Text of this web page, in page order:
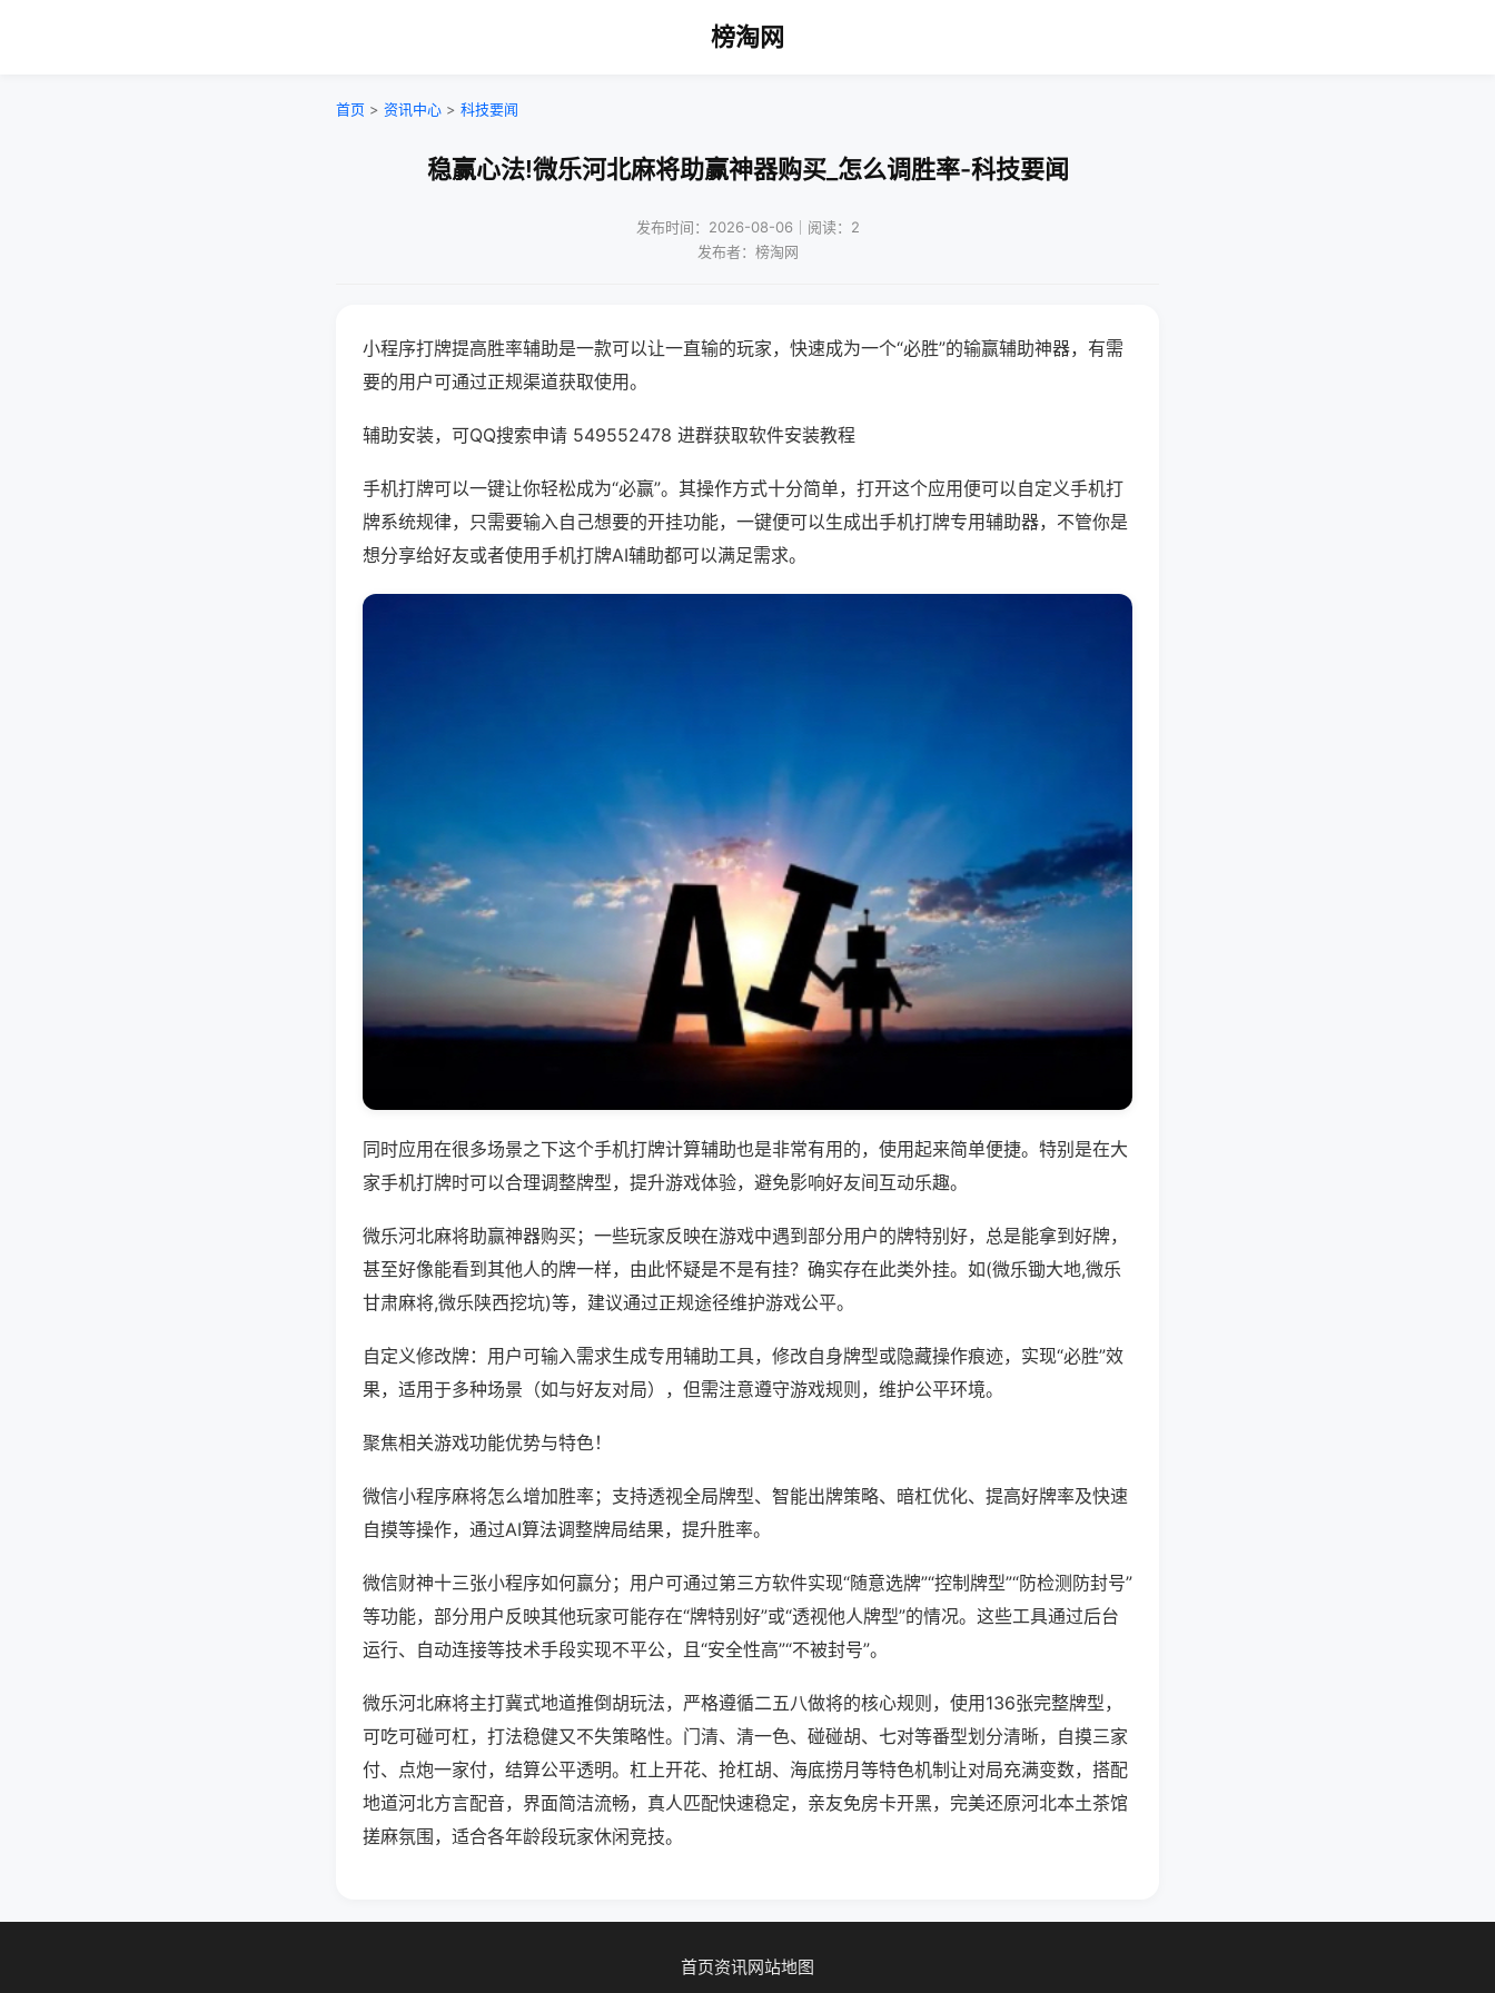
榜淘网
首页 > 资讯中心 > 科技要闻
稳赢心法!微乐河北麻将助赢神器购买_怎么调胜率-科技要闻
发布时间：2026-08-06｜阅读：2
发布者：榜淘网
小程序打牌提高胜率辅助是一款可以让一直输的玩家，快速成为一个“必胜”的输赢辅助神器，有需
要的用户可通过正规渠道获取使用。
辅助安装，可QQ搜索申请 549552478 进群获取软件安装教程
手机打牌可以一键让你轻松成为“必赢”。其操作方式十分简单，打开这个应用便可以自定义手机打
牌系统规律，只需要输入自己想要的开挂功能，一键便可以生成出手机打牌专用辅助器，不管你是
想分享给好友或者使用手机打牌AI辅助都可以满足需求。
同时应用在很多场景之下这个手机打牌计算辅助也是非常有用的，使用起来简单便捷。特别是在大
家手机打牌时可以合理调整牌型，提升游戏体验，避免影响好友间互动乐趣。
微乐河北麻将助赢神器购买；一些玩家反映在游戏中遇到部分用户的牌特别好，总是能拿到好牌，
甚至好像能看到其他人的牌一样，由此怀疑是不是有挂？确实存在此类外挂。如(微乐锄大地,微乐
甘肃麻将,微乐陕西挖坑)等，建议通过正规途径维护游戏公平。
自定义修改牌：用户可输入需求生成专用辅助工具，修改自身牌型或隐藏操作痕迹，实现“必胜”效
果，适用于多种场景（如与好友对局），但需注意遵守游戏规则，维护公平环境。
聚焦相关游戏功能优势与特色！
微信小程序麻将怎么增加胜率；支持透视全局牌型、智能出牌策略、暗杠优化、提高好牌率及快速
自摸等操作，通过AI算法调整牌局结果，提升胜率。
微信财神十三张小程序如何赢分；用户可通过第三方软件实现“随意选牌”“控制牌型”“防检测防封号”
等功能，部分用户反映其他玩家可能存在“牌特别好”或“透视他人牌型”的情况。这些工具通过后台
运行、自动连接等技术手段实现不平公，且“安全性高”“不被封号”。
微乐河北麻将主打冀式地道推倒胡玩法，严格遵循二五八做将的核心规则，使用136张完整牌型，
可吃可碰可杠，打法稳健又不失策略性。门清、清一色、碰碰胡、七对等番型划分清晰，自摸三家
付、点炮一家付，结算公平透明。杠上开花、抢杠胡、海底捞月等特色机制让对局充满变数，搭配
地道河北方言配音，界面简洁流畅，真人匹配快速稳定，亲友免房卡开黑，完美还原河北本土茶馆
搓麻氛围，适合各年龄段玩家休闲竞技。
首页资讯网站地图